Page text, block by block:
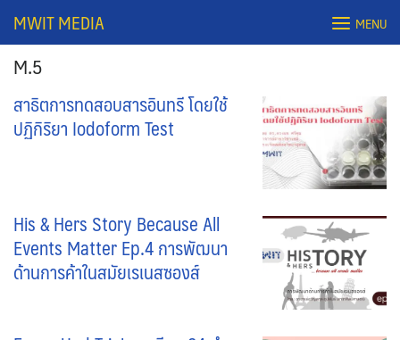
Search
MWIT MEDIA MENU
M.5
สาธิตการทดสอบสารอินทรี โดยใช้
ปฏิกิริยา Iodoform Test
His & Hers Story Because All
Events Matter Ep.4 การพัฒนา
ด้านการค้าในสมัยเรเนสซองส์